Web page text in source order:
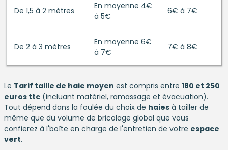
De 1,5 à 2 mètres
En moyenne 4€
à 5€
6€ à 7€
De 2 à 3 mètres
En moyenne 6€
à 7€
7€ à 8€
Le Tarif taille de haie moyen est compris entre 180 et 250
euros ttc (incluant matériel, ramassage et évacuation).
Tout dépend dans la foulée du choix de haies à tailler de
même que du volume de bricolage global que vous
confierez à l'boîte en charge de l'entretien de votre espace
vert.